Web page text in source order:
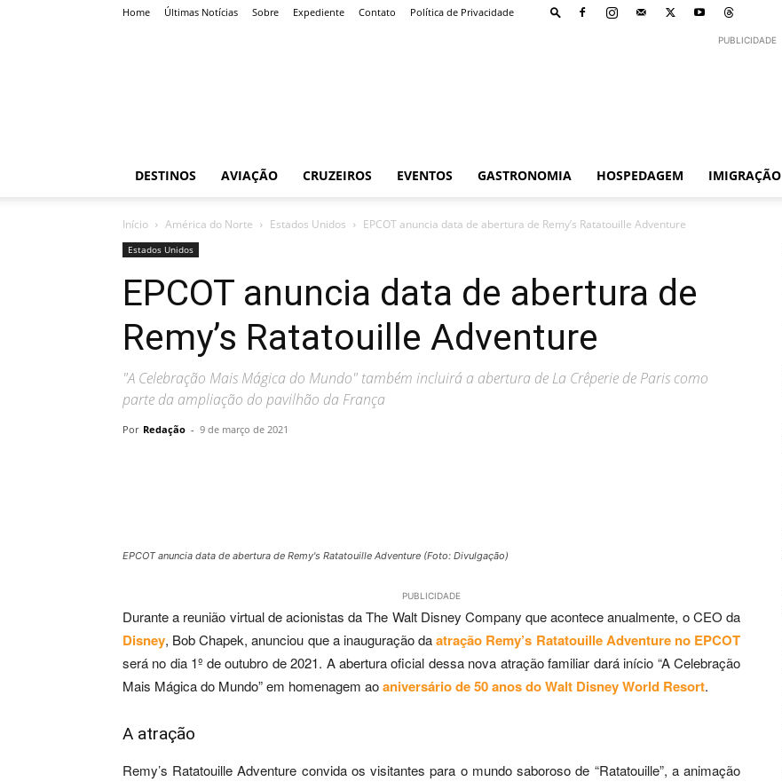
Home Últimas Notícias Sobre Expediente Contato Política de Privacidade
PUBLICIDADE
DESTINOS AVIAÇÃO CRUZEIROS EVENTOS GASTRONOMIA HOSPEDAGEM IMIGRAÇÃO
Início América do Norte Estados Unidos EPCOT anuncia data de abertura de Remy’s Ratatouille Adventure
Estados Unidos
EPCOT anuncia data de abertura de
Remy’s Ratatouille Adventure
"A Celebração Mais Mágica do Mundo" também incluirá a abertura de La Crêperie de Paris como
parte da ampliação do pavilhão da França
Por Redação - 9 de março de 2021
EPCOT anuncia data de abertura de Remy's Ratatouille Adventure (Foto: Divulgação)
PUBLICIDADE
Durante a reunião virtual de acionistas da The Walt Disney Company que acontece anualmente, o CEO da
Disney, Bob Chapek, anunciou que a inauguração daatração Remy’s Ratatouille Adventure no EPCOT
será no dia 1º de outubro de 2021. A abertura oficial dessa nova atração familiar dará início “A Celebração
Mais Mágica do Mundo” em homenagem aoaniversário de 50 anos do Walt Disney World Resort.
A atração
Remy’s Ratatouille Adventure convida os visitantes para o mundo saboroso de “Ratatouille”, a animação